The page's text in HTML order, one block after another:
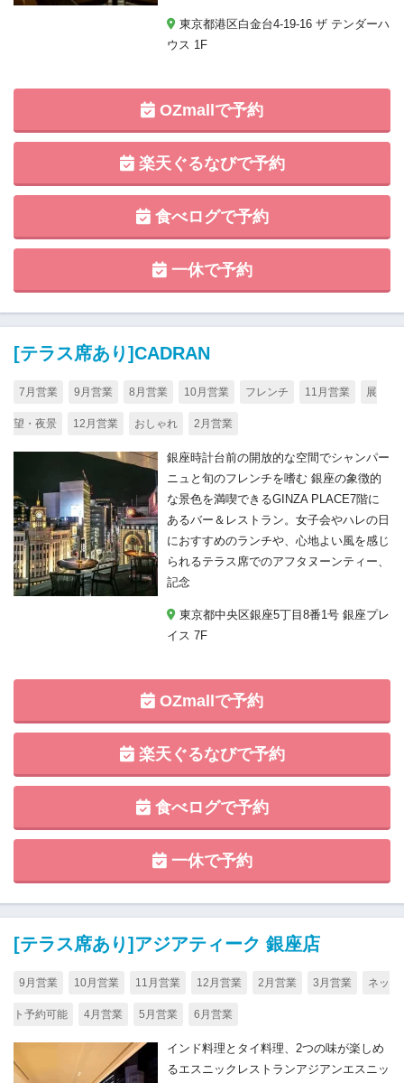
東京都港区白金台4-19-16 ザ テンダーハ
ウス 1F
OZmallで予約
楽天ぐるなびで予約
食べログで予約
一休で予約
[テラス席あり]CADRAN
7月営業 9月営業 8月営業 10月営業 フレンチ 11月営業 展
望・夜景 12月営業 おしゃれ 2月営業
銀座時計台前の開放的な空間でシャンパー
ニュと旬のフレンチを嗜む 銀座の象徴的
な景色を満喫できるGINZA PLACE7階に
あるバー＆レストラン。女子会やハレの日
におすすめのランチや、心地よい風を感じ
られるテラス席でのアフタヌーンティー、
記念
東京都中央区銀座5丁目8番1号 銀座プレ
イス 7F
OZmallで予約
楽天ぐるなびで予約
食べログで予約
一休で予約
[テラス席あり]アジアティーク 銀座店
9月営業 10月営業 11月営業 12月営業 2月営業 3月営業 ネッ
ト予約可能 4月営業 5月営業 6月営業
インド料理とタイ料理、2つの味が楽しめ
るエスニックレストランアジアンエスニッ